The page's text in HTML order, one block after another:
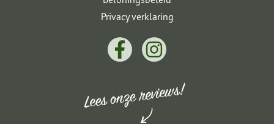
Privacy verklaring